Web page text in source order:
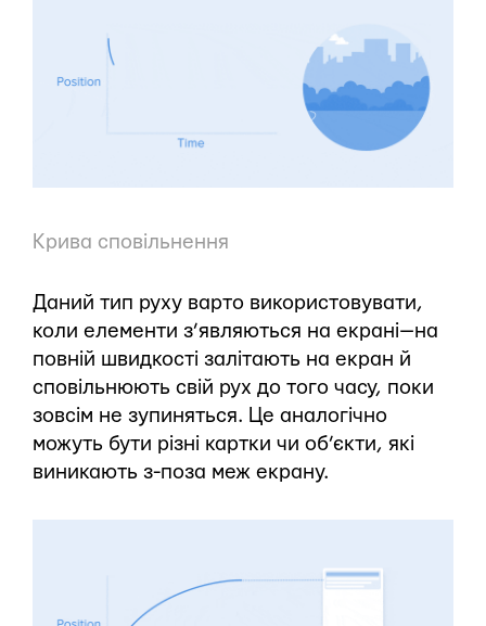
Крива сповільнення
Даний тип руху варто використовувати,
коли елементи з’являються на екрані — на
повній швидкості залітають на екран й
сповільнюють свій рух до того часу, поки
зовсім не зупиняться. Це аналогічно
можуть бути різні картки чи об’єкти, які
виникають з-поза меж екрану.